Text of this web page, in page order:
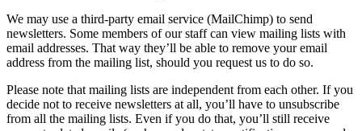
We may use a third-party email service (MailChimp) to send
newsletters. Some members of our staff can view mailing lists with
email addresses. That way they’ll be able to remove your email
address from the mailing list, should you request us to do so.
Please note that mailing lists are independent from each other. If you
decide not to receive newsletters at all, you’ll have to unsubscribe
from all the mailing lists. Even if you do that, you’ll still receive